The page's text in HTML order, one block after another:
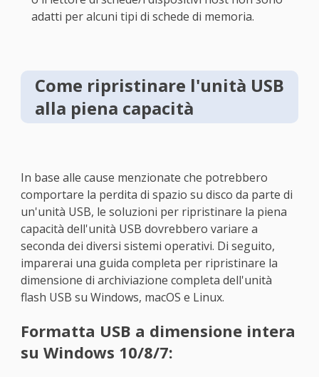
adatti per alcuni tipi di schede di memoria.
Come ripristinare l'unità USB
alla piena capacità
In base alle cause menzionate che potrebbero
comportare la perdita di spazio su disco da parte di
un'unità USB, le soluzioni per ripristinare la piena
capacità dell'unità USB dovrebbero variare a
seconda dei diversi sistemi operativi. Di seguito,
imparerai una guida completa per ripristinare la
dimensione di archiviazione completa dell'unità
flash USB su Windows, macOS e Linux.
Formatta USB a dimensione intera
su Windows 10/8/7: